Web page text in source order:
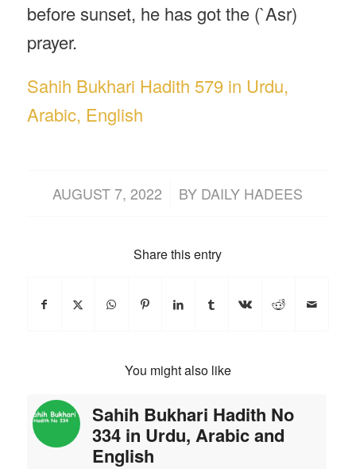
before sunset, he has got the (`Asr)
prayer.
Sahih Bukhari Hadith 579 in Urdu,
Arabic, English
AUGUST 7, 2022
/ BY DAILY HADEES
Share this entry
You might also like
Sahih Bukhari Hadith No
334 in Urdu, Arabic and
English